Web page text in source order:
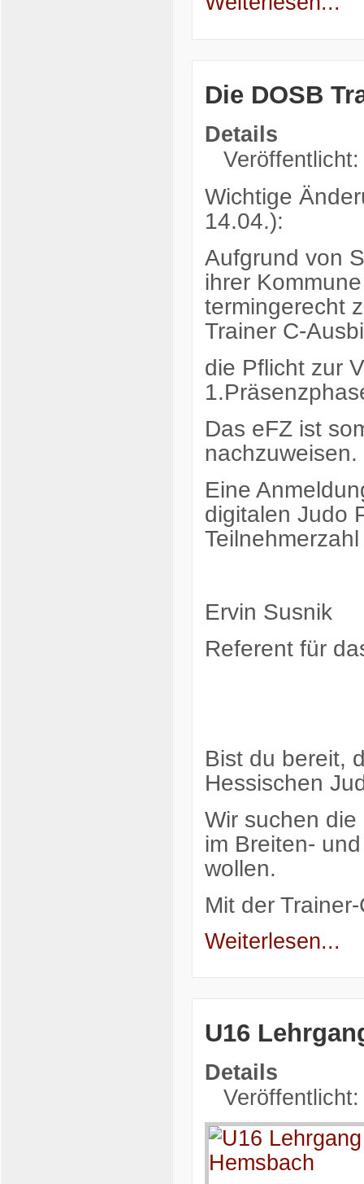
Die DOSB
Details
Wichtige
14.04.):
Aufgrund von
ihrer
termingerecht
Trainer C-
die Pflicht zur
Das eFZ ist
nachzuweisen.
Eine
digitalen Judo
Ervin Susnik
Referent für
Bist du bereit,
Hessischen
Wir suchen
im Breiten-
wollen.
Mit der
Weiterlesen...
U16
Details